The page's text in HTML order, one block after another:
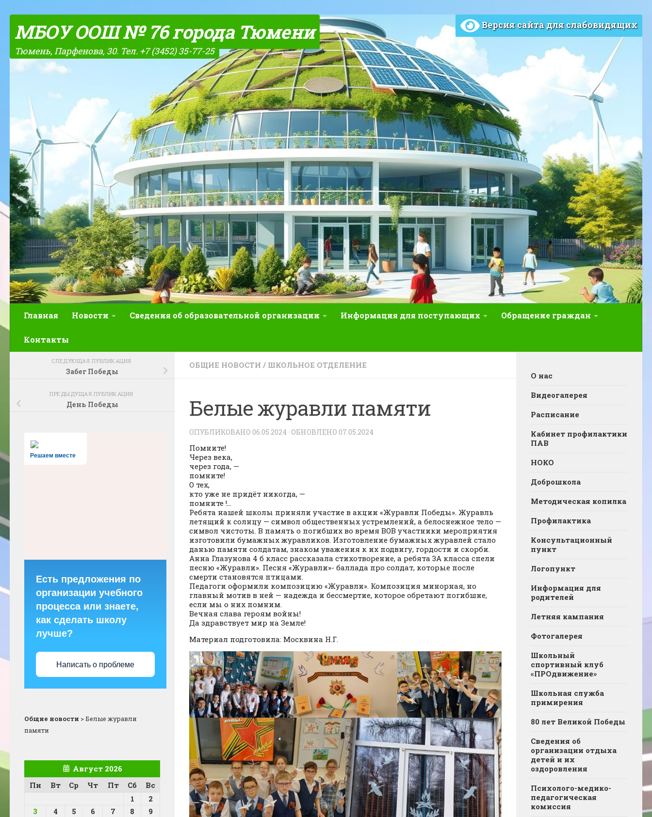
Skip to content
МБОУ ООШ № 76 города Тюмени
Тюмень, Парфенова, 30. Тел. +7 (3452) 35-77-25
Версия сайта для слабовидящих
Главная Новости Сведения об образовательной организации Информация для поступающих Обращение граждан
Контакты
ОБЩИЕ НОВОСТИ / ШКОЛЬНОЕ ОТДЕЛЕНИЕ
Белые журавли памяти
ОПУБЛИКОВАНО 06.05.2024 · ОБНОВЛЕНО 07.05.2024
Помните!
Через века,
через года, —
помните!
О тех,
кто уже не придёт никогда, —
помните !…
Ребята нашей школы приняли участие в акции «Журавли Победы». Журавль
летящий к солнцу — символ общественных устремлений, а белоснежное тело —
символ чистоты. В память о погибших во время ВОВ участники мероприятия
изготовили бумажных журавликов. Изготовление бумажных журавлей стало
данью памяти солдатам, знаком уважения к их подвигу, гордости и скорби.
Анна Глазунова 4 б класс рассказала стихотворение, а ребята 3А класса спели
песню «Журавли». Песня «Журавли»- баллада про солдат, которые после
смерти становятся птицами.
Педагоги оформили композицию «Журавли». Композиция минорная, но
главный мотив в ней — надежда и бессмертие, которое обретают погибшие,
если мы о них помним.
Вечная слава героям войны!
Да здравствует мир на Земле!
Материал подготовила: Москвина Н.Г.
СЛЕДУЮЩАЯ ПУБЛИКАЦИЯ
Забег Победы
ПРЕДЫДУЩАЯ ПУБЛИКАЦИЯ
День Победы
Решаем вместе
Есть предложения по
организации учебного
процесса или знаете,
как сделать школу
лучше?
Написать о проблеме
Общие новости >Белые журавли
памяти
Август 2026
Пн
Вт Ср Чт Пт Сб
Вс
1
2
3
4 5 6 7 8
9
О нас
Видеогалерея
Расписание
Кабинет профилактики
ПАВ
НОКО
Доброшкола
Методическая копилка
Профилактика
Консультационный
пункт
Логопункт
Информация для
родителей
Летняя кампания
Фотогалерея
Школьный
спортивный клуб
«ПРОдвижение»
Школьная служба
примирения
80 лет Великой Победы
Сведения об
организации отдыха
детей и их
оздоровления
Психолого-медико-
педагогическая
комиссия